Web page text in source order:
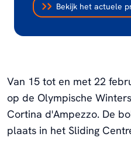
Bekijk het actuele
Van 15 tot en met 22
op de Olympische
Cortina d'Ampezzo. De
plaats in het Sliding